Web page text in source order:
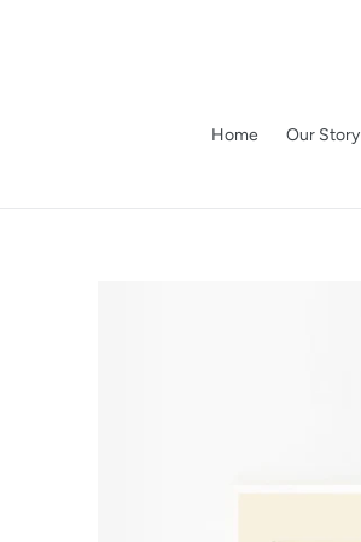
Home Our Story